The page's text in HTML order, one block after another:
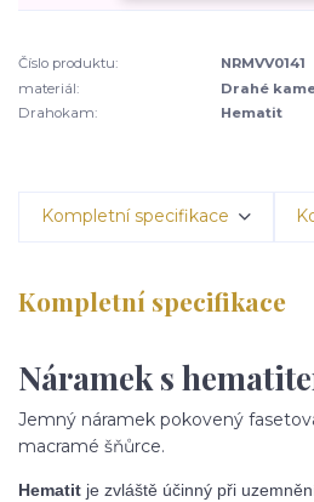
Číslo produktu:
NRMVV0141
materiál:
Drahé
Drahokam:
Hematit
Kompletní specifikace
Kompletní specifikace
Náramek s
Jemný náramek pokovený
macramé šňůrce.
Hematit je zvláště účinný při